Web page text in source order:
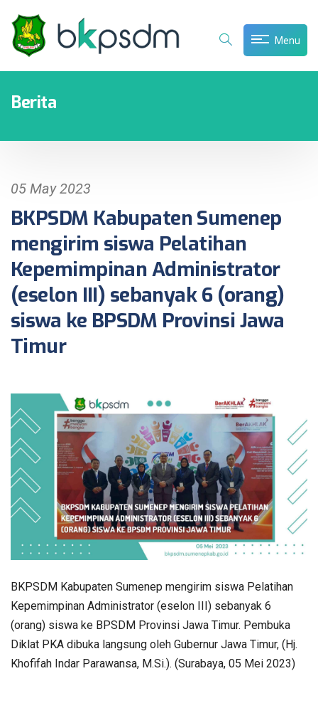
Menu
Berita
05 May 2023
BKPSDM Kabupaten Sumenep
mengirim siswa Pelatihan
Kepemimpinan Administrator
(eselon III) sebanyak 6 (orang)
siswa ke BPSDM Provinsi Jawa
Timur
BKPSDM Kabupaten Sumenep mengirim siswa Pelatihan
Kepemimpinan Administrator (eselon III) sebanyak 6
(orang) siswa ke BPSDM Provinsi Jawa Timur. Pembuka
Diklat PKA dibuka langsung oleh Gubernur Jawa Timur, (Hj.
Khofifah Indar Parawansa, M.Si.). (Surabaya, 05 Mei 2023)